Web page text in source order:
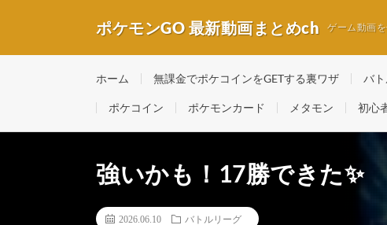
ポケモンGO 最新動画まとめch ゲーム動画
ホーム 無課金でポケコインをGETする裏ワザ バ
ポケコイン ポケモンカード メタモン 初心
強いかも！17勝できた✨
2026.06.10 バトルリーグ